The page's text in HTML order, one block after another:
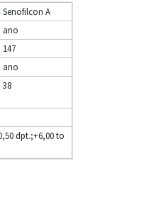
Senofilcon A
ano
147
ano
38
dpt.;+6,00 to